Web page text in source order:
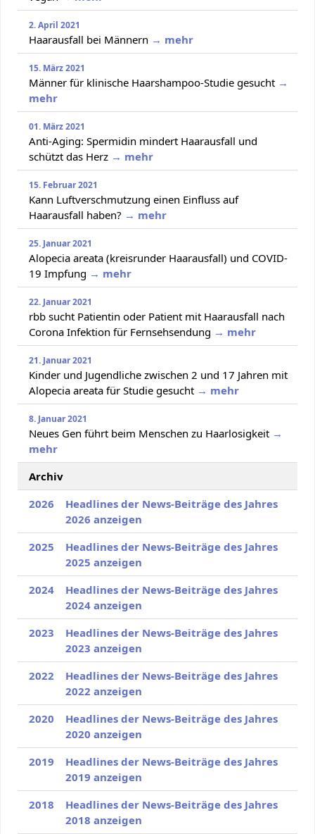
2. April 2021
Haarausfall bei Männern → mehr
15. März 2021
Männer für klinische Haarshampoo-Studie gesucht →
mehr
01. März 2021
Anti-Aging: Spermidin mindert Haarausfall und
schützt das Herz → mehr
15. Februar 2021
Kann Luftverschmutzung einen Einfluss auf
Haarausfall haben? → mehr
25. Januar 2021
Alopecia areata (kreisrunder Haarausfall) und COVID-
19 Impfung → mehr
22. Januar 2021
rbb sucht Patientin oder Patient mit Haarausfall nach
Corona Infektion für Fernsehsendung → mehr
21. Januar 2021
Kinder und Jugendliche zwischen 2 und 17 Jahren mit
Alopecia areata für Studie gesucht → mehr
8. Januar 2021
Neues Gen führt beim Menschen zu Haarlosigkeit →
mehr
Archiv
2026
Headlines der News-Beiträge des Jahres
2026 anzeigen
2025
Headlines der News-Beiträge des Jahres
2025 anzeigen
2024
Headlines der News-Beiträge des Jahres
2024 anzeigen
2023
Headlines der News-Beiträge des Jahres
2023 anzeigen
2022
Headlines der News-Beiträge des Jahres
2022 anzeigen
2020
Headlines der News-Beiträge des Jahres
2020 anzeigen
2019
Headlines der News-Beiträge des Jahres
2019 anzeigen
2018
Headlines der News-Beiträge des Jahres
2018 anzeigen